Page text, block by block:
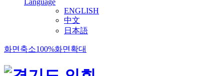
Language
ENGLISH
中文
日本語
화면축소100%화면확대